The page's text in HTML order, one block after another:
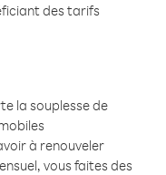
des tarifs
la souplesse de
à renouveler
vous faites des